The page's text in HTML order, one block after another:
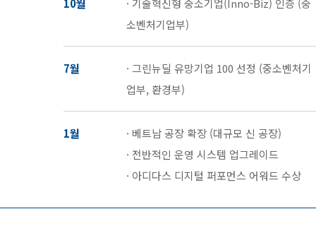
소벤처기업부)
7월
· 그린뉴딜 유망기업 100 선정 (중소벤처기
업부, 환경부)
1월
· 베트남 공장 확장 (대규모 신 공장)
· 전반적인 운영 시스템 업그레이드
· 아디다스 디지털 퍼포먼스 어워드 수상